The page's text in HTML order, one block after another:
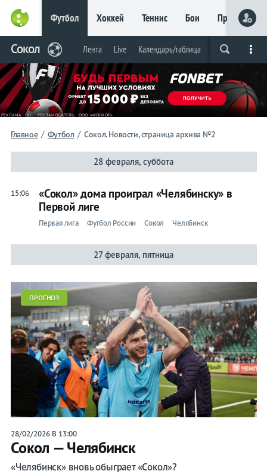
Футбол Хоккей Теннис Бои Прочие
Live Вся лента Прогнозы Букмекеры
Сокол Лента Live Календарь/таблица
Главное / Футбол / Сокол. Новости, страница архива №2
28 февраля, суббота
15:06
«Сокол» дома проиграл «Челябинску» в
Первой лиге
Первая лига Футбол России Сокол Челябинск
27 февраля, пятница
ПРОГНОЗ
28/02/2026 В 13:00
Сокол — Челябинск
«Челябинск» вновь обыграет «Сокол»?
Главное
Фрибет
до 15
000 ₽
Новым
игрокам, без
условий
Футбол
Лента
таблица
Прогнозы
на спорт
Хоккей